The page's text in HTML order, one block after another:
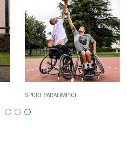
SPORT PARALIMPICI